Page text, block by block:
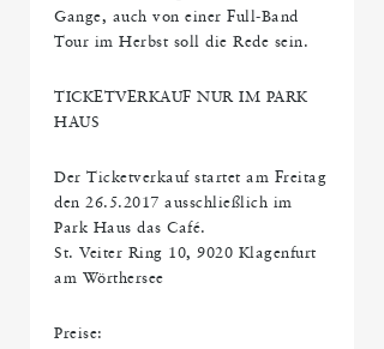
Gange, auch von einer Full-Band
Tour im Herbst soll die Rede sein.
TICKETVERKAUF NUR IM PARK
HAUS
Der Ticketverkauf startet am Freitag
den 26.5.2017 ausschließlich im
Park Haus das Café.
St. Veiter Ring 10, 9020 Klagenfurt
am Wörthersee
Preise: